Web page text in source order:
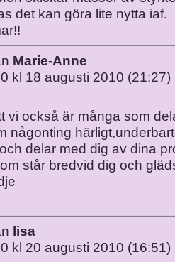
det kan göra lite nytta iaf.
Marie-Anne
kl 18 augusti 2010 (21:27)
vi också är många som
någonting
delar med dig av dina
står bredvid dig och
lisa
kl 20 augusti 2010 (16:51)